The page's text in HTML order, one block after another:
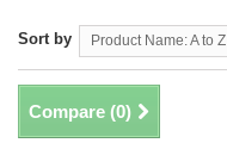
Sort by Product Name: A to Z
Compare (0)